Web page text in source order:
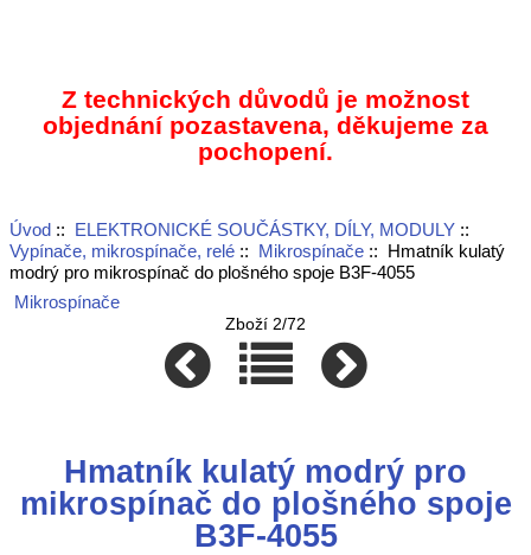
Z technických důvodů je možnost
objednání pozastavena, děkujeme za
pochopení.
Úvod:: ELEKTRONICKÉ SOUČÁSTKY, DÍLY, MODULY::
Vypínače, mikrospínače, relé:: Mikrospínače:: Hmatník kulatý
modrý pro mikrospínač do plošného spoje B3F-4055
Mikrospínače
Zboží 2/72
Hmatník kulatý modrý pro
mikrospínač do plošného spoje
B3F-4055